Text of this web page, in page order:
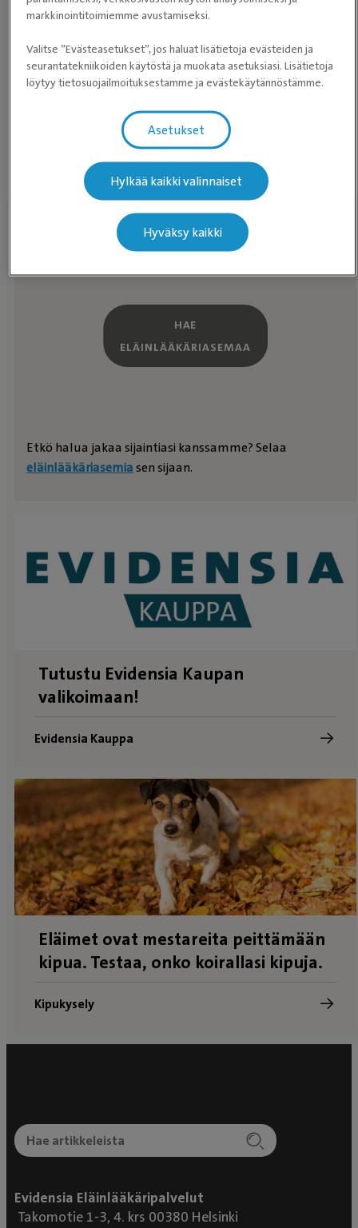
-
Ihovaivat Koira
Löydä eläinlääkäriasema lähelläsi
HAE
ELÄINLÄÄKÄRIASEMAA
Etkö halua jakaa sijaintiasi kanssamme? Selaa
eläinlääkäriasemiasen sijaan.
Tutustu Evidensia Kaupan
valikoimaan!
Evidensia Kauppa
Eläimet ovat mestareita peittämään
kipua. Testaa, onko koirallasi kipuja.
Kipukysely
Evidensia Eläinlääkäripalvelut
Takomotie 1-3, 4. krs 00380 Helsinki
markkinointitoimiemme avustamiseksi.
Valitse ”Evästeasetukset”, jos haluat lisätietoja evästeiden ja
seurantatekniikoiden käytöstä ja muokata asetuksiasi. Lisätietoja
löytyy tietosuojailmoituksestamme ja evästekäytännöstämme.
Asetukset
Hylkää kaikki valinnaiset
Hyväksy kaikki